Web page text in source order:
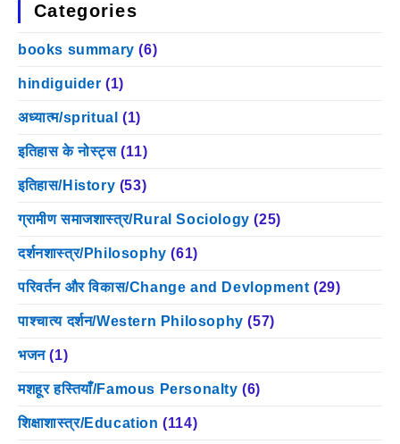
Categories
books summary (6)
hindiguider (1)
अध्यात्म/spritual (1)
इतिहास के नोस्ट्स (11)
इतिहास/History (53)
ग्रामीण समाजशास्त्र/Rural Sociology (25)
दर्शनशास्त्र/Philosophy (61)
परिवर्तन और विकास/Change and Devlopment (29)
पाश्चात्य दर्शन/Western Philosophy (57)
भजन (1)
मशहूर हस्तियाँ/Famous Personalty (6)
शिक्षाशास्त्र/Education (114)